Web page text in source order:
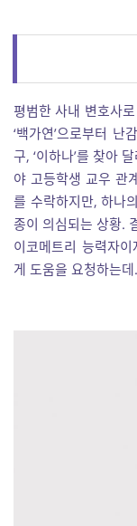
평범한 사내 변호사
‘백가연’으로부터
구, ‘이하나’를 찾아
야 고등학생 교우 관
를 수락하지만, 하나
종이 의심되는 상황.
이코메트리 능력자
게 도움을 요청하는